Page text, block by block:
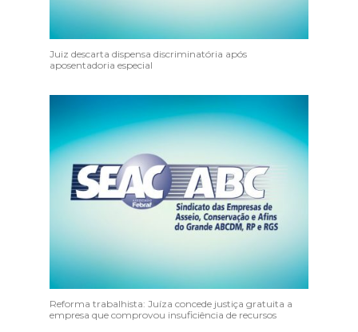
Juiz descarta dispensa discriminatória após
aposentadoria especial
Reforma trabalhista: Juíza concede justiça gratuita a
empresa que comprovou insuficiência de recursos